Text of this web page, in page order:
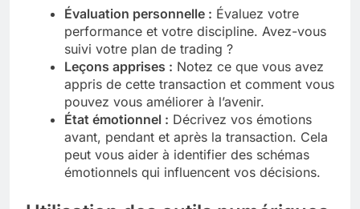
Évaluation personnelle : Évaluez votre
performance et votre discipline. Avez-vous
suivi votre plan de trading ?
Leçons apprises : Notez ce que vous avez
appris de cette transaction et comment vous
pouvez vous améliorer à l’avenir.
État émotionnel : Décrivez vos émotions
avant, pendant et après la transaction. Cela
peut vous aider à identifier des schémas
émotionnels qui influencent vos décisions.